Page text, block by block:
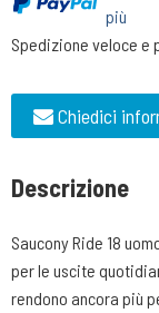
più
Spedizione veloce e
Chiedici
Descrizione
Saucony Ride 18
per le uscite
rendono ancora più